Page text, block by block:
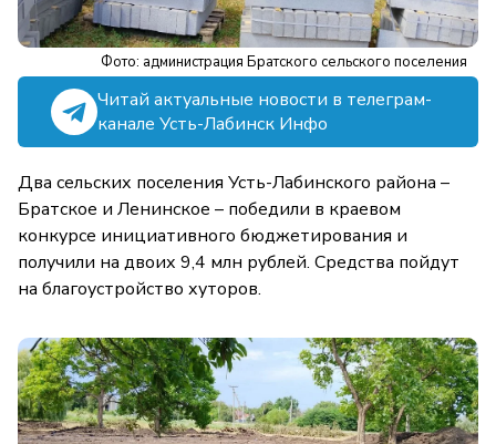
Фото: администрация Братского сельского поселения
Читай актуальные новости в телеграм-
канале Усть-Лабинск Инфо
Два сельских поселения Усть-Лабинского района –
Братское и Ленинское – победили в краевом
конкурсе инициативного бюджетирования и
получили на двоих 9,4 млн рублей. Средства пойдут
на благоустройство хуторов.